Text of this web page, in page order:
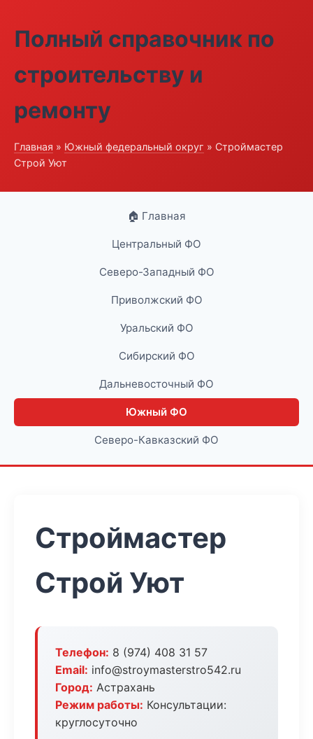
Полный справочник по
строительству и
ремонту
Главная » Южный федеральный округ » Строймастер
Строй Уют
🏠 Главная
Центральный ФО
Северо-Западный ФО
Приволжский ФО
Уральский ФО
Сибирский ФО
Дальневосточный ФО
Южный ФО
Северо-Кавказский ФО
Строймастер
Строй Уют
Телефон: 8 (974) 408 31 57
Email: info@stroymasterstro542.ru
Город: Астрахань
Режим работы: Консультации:
круглосуточно